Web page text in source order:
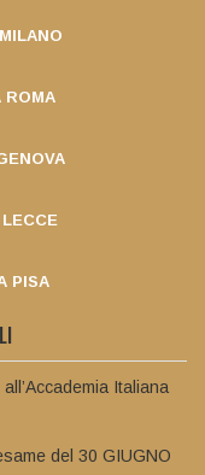
ROMA
PISA
Italiana
del 30 GIUGNO